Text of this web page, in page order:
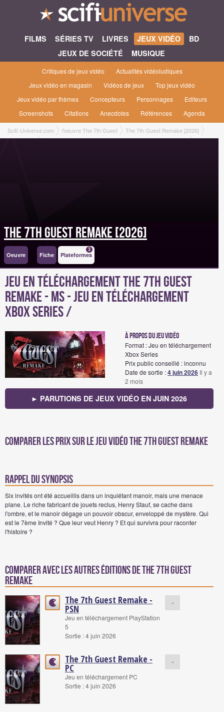
FILMS SÉRIES TV LIVRES JEUX VIDÉO
BD
JEUX DE SOCIÉTÉ
MUSIQUE
Critiques de jeux vidéo
Actualités vidéoludiques
Jeux vidéo en magasin
Vidéos de jeux
Top jeux vidéo
Jeux vidéo par thèmes
Concepteurs Personnages
Editeurs
Screenshots
Citations Anecdotes Références Agenda
Scifi-Universe.com l'oeuvre The 7th Guest
The 7th Guest Remake [2026]
Plateformes
Jeu en téléchargement Jeu en téléchargement Xbox Series
The 7th Guest Remake [2026]
Oeuvre Fiche Plateformes
3
Jeu en téléchargement The 7th Guest
Remake - MS - Jeu en téléchargement
Xbox Series /
à propos du jeu vidéo
Format : Jeu en téléchargement
Xbox Series
Prix public conseillé : inconnu
Date de sortie :4 juin 2026 Il y a
2 mois
► PARUTIONS DE JEUX VIDÉO EN JUIN 2026
Comparer les prix sur Le jeu vidéo The 7th Guest Remake
Rappel du synopsis
Six invités ont été accueillis dans un inquiétant manoir, mais une menace
plane. Le riche fabricant de jouets reclus, Henry Stauf, se cache dans
l'ombre, et le manoir dégage un pouvoir obscur, enveloppé de mystère. Qui
est le 7ème Invité ? Que leur veut Henry ? Et qui survivra pour raconter
l'histoire ?
Comparer avec les autres éditions de The 7th Guest
Remake
The 7th Guest Remake -
PSN
Jeu en téléchargement PlayStation
5
Sortie : 4 juin 2026
-
The 7th Guest Remake -
PC
Jeu en téléchargement PC
Sortie : 4 juin 2026
-